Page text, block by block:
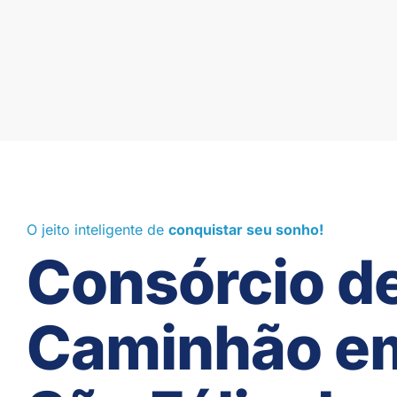
O jeito inteligente de conquistar seu sonho!
Consórcio
Caminhão